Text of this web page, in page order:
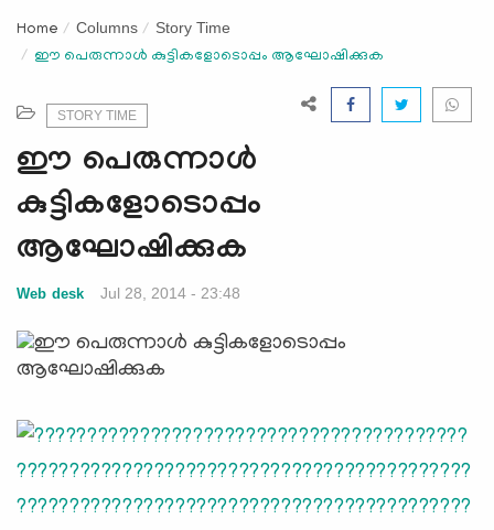
g
l
a
v
i
g
a
i
n
Home Columns Story Time
ഈ പെരുന്നാള്‍ കുട്ടികളോടൊപ്പം ആഘോഷിക്കുക
STORY TIME
ഈ പെരുന്നാള്‍
കുട്ടികളോടൊപ്പം
ആഘോഷിക്കുക
Web desk Jul 28, 2014 - 23:48